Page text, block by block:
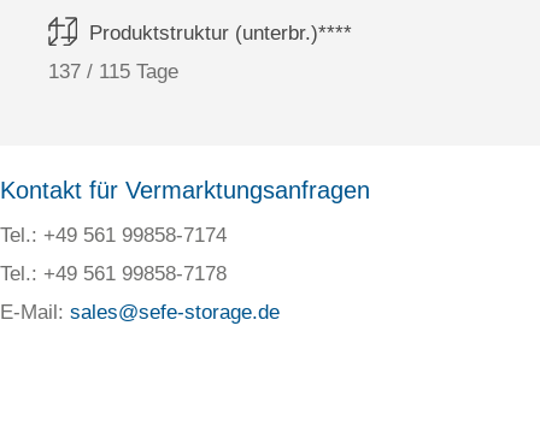
Produktstruktur (unterbr.)****
137 / 115 Tage
Kontakt für Vermarktungsanfragen
Tel.: +49 561 99858-7174
Tel.: +49 561 99858-7178
E-Mail: sales@sefe-storage.de